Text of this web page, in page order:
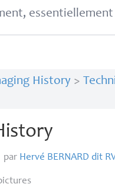
essentiellement
History>
par Hervé BERNARD dit